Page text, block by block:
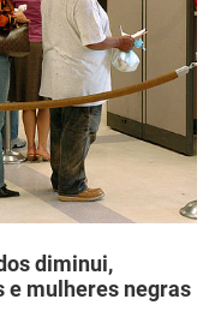
diminui,
e mulheres negras